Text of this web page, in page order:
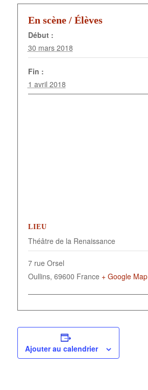
En scène / Élèves
Début :
30 mars 2018
Fin :
1 avril 2018
LIEU
Théâtre de la Renaissance
7 rue Orsel
Oullins, 69600 France + Google Map
Ajouter au calendrier